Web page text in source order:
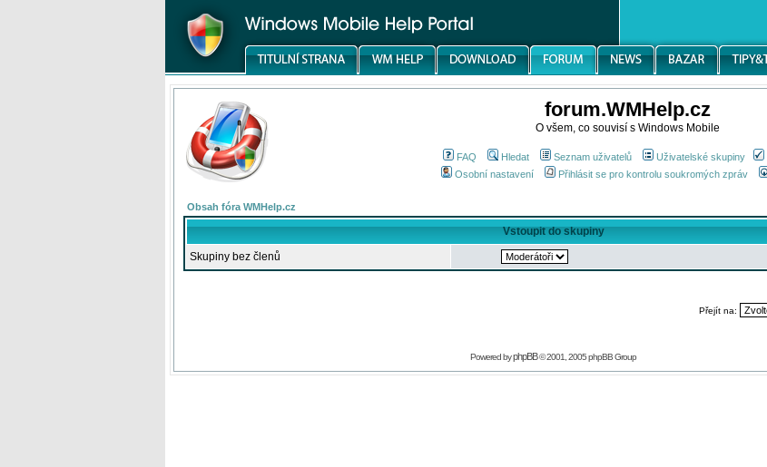
forum.WMHelp.cz
O všem, co souvisí s Windows Mobile
FAQ Hledat Seznam uživatelů Uživatelské skupiny
Osobní nastavení
Přihlásit se pro kontrolu soukromých zpráv
Obsah fóra WMHelp.cz
Vstoupit do skupiny
Skupiny bez členů
Přejít na:
Powered byphpBB© 2001, 2005 phpBB Group